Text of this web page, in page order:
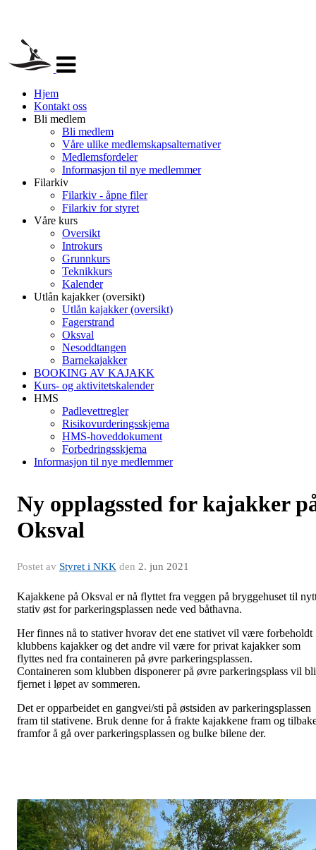
navigasjon
Hjem
Kontakt oss
Bli medlem
Bli medlem
Våre ulike medlemskapsalternativer
Medlemsfordeler
Informasjon til nye medlemmer
Filarkiv
Filarkiv - åpne filer
Filarkiv for styret
Våre kurs
Oversikt
Introkurs
Grunnkurs
Teknikkurs
Kalender
Utlån kajakker (oversikt)
Utlån kajakker (oversikt)
Fagerstrand
Oksval
Nesoddtangen
Barnekajakker
BOOKING AV KAJAKK
Kurs- og aktivitetskalender
HMS
Padlevettregler
Risikovurderingsskjema
HMS-hoveddokument
Forbedringsskjema
Informasjon til nye medlemmer
Ny opplagssted for kajakker
Oksval
Postet av Styret i NKK den 2. jun 2021
Kajakkene på Oksval er nå flyttet fra veggen på bryggehuset til
stativ øst for parkeringsplassen nede ved båthavna.
Her finnes nå to stativer hvorav det ene stativet vil være forbeholdt
klubbens kajakker og det andre vil være for privat kajakker som
flyttes ned fra containeren på øvre parkeringsplassen.
Containeren som klubben disponerer på øvre parkeringsplass vil bli
fjernet i løpet av sommeren.
Det er opparbeidet en gangvei/sti på østsiden av parkeringsplassen
fram til stativene. Bruk denne for å frakte kajakkene fram og
framfor å gå over parkeringsplassen og bulke bilene der.